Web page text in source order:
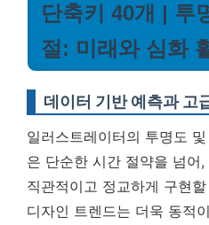
단축키 40개 | 투
절: 미래와 심화
데이터 기반 예측과 고
일러스트레이터의 투명도
은 단순한 시간 절약을 넘어
직관적이고 정교하게 구현
디자인 트렌드는 더욱 동적